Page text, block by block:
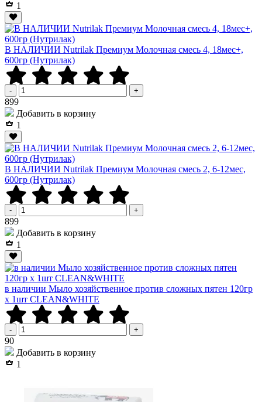
1
В НАЛИЧИИ Nutrilak Премиум Молочная смесь 4, 18мес+,
600гр (Нутрилак)
- +
899Р
Добавить в корзину
1
В НАЛИЧИИ Nutrilak Премиум Молочная смесь 2, 6-12мес,
600гр (Нутрилак)
- +
899Р
Добавить в корзину
1
в наличии Мыло хозяйственное против сложных пятен 120гр
х 1шт CLEAN&WHITE
- +
90Р
Добавить в корзину
1